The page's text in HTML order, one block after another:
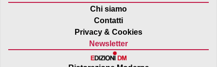
Chi siamo
Contatti
Privacy & Cookies
Newsletter